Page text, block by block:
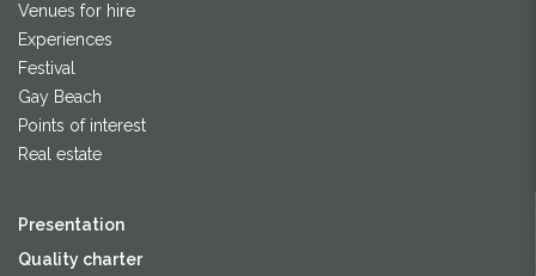
Venues for hire
Experiences
Festival
Gay Beach
Points of interest
Real estate
Presentation
Quality charter